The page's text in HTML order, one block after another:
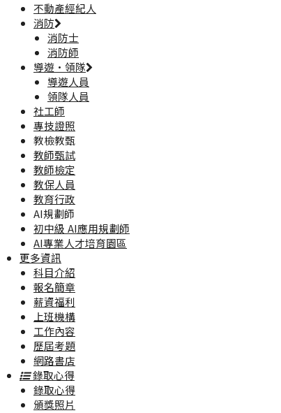
不動產經紀人
消防
消防士
消防師
導遊·領隊
導遊人員
領隊人員
社工師
專技證照
教檢教甄
教師甄試
教師檢定
教保人員
教育行政
AI規劃師
初中級 AI應用規劃師
AI專業人才培育園區
更多資訊
科目介紹
報名簡章
薪資福利
上班機構
工作內容
歷屆考題
網路書店
錄取心得
錄取心得
頒獎照片